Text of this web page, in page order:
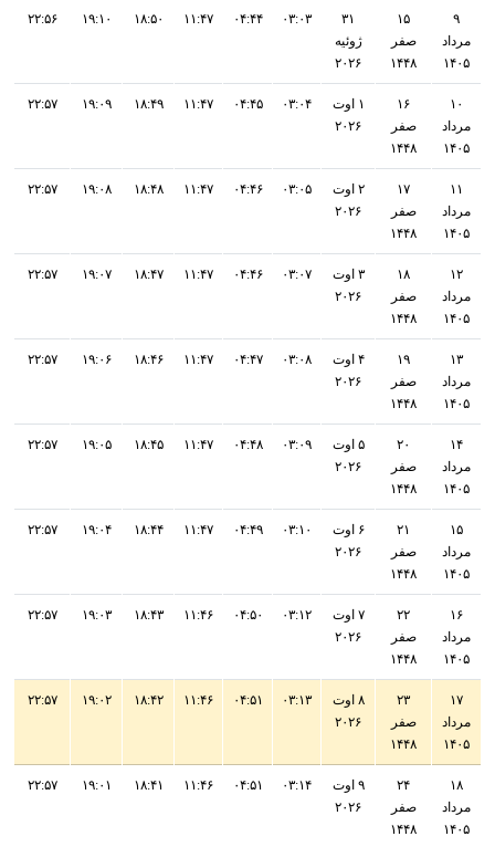
۹
مرداد
۱۴۰۵
۱۵
صفر
۱۴۴۸
۳۱
ژوئیه
۲۰۲۶
۰۳:۰۳ ۰۴:۴۴ ۱۱:۴۷ ۱۸:۵۰ ۱۹:۱۰ ۲۲:۵۶
۱۰
مرداد
۱۴۰۵
۱۶
صفر
۱۴۴۸
۱ اوت
۲۰۲۶
۰۳:۰۴ ۰۴:۴۵ ۱۱:۴۷ ۱۸:۴۹ ۱۹:۰۹ ۲۲:۵۷
۱۱
مرداد
۱۴۰۵
۱۷
صفر
۱۴۴۸
۲ اوت
۲۰۲۶
۰۳:۰۵ ۰۴:۴۶ ۱۱:۴۷ ۱۸:۴۸ ۱۹:۰۸ ۲۲:۵۷
۱۲
مرداد
۱۴۰۵
۱۸
صفر
۱۴۴۸
۳ اوت
۲۰۲۶
۰۳:۰۷ ۰۴:۴۶ ۱۱:۴۷ ۱۸:۴۷ ۱۹:۰۷ ۲۲:۵۷
۱۳
مرداد
۱۴۰۵
۱۹
صفر
۱۴۴۸
۴ اوت
۲۰۲۶
۰۳:۰۸ ۰۴:۴۷ ۱۱:۴۷ ۱۸:۴۶ ۱۹:۰۶ ۲۲:۵۷
۱۴
مرداد
۱۴۰۵
۲۰
صفر
۱۴۴۸
۵ اوت
۲۰۲۶
۰۳:۰۹ ۰۴:۴۸ ۱۱:۴۷ ۱۸:۴۵ ۱۹:۰۵ ۲۲:۵۷
۱۵
مرداد
۱۴۰۵
۲۱
صفر
۱۴۴۸
۶ اوت
۲۰۲۶
۰۳:۱۰ ۰۴:۴۹ ۱۱:۴۷ ۱۸:۴۴ ۱۹:۰۴ ۲۲:۵۷
۱۶
مرداد
۱۴۰۵
۲۲
صفر
۱۴۴۸
۷ اوت
۲۰۲۶
۰۳:۱۲ ۰۴:۵۰ ۱۱:۴۶ ۱۸:۴۳ ۱۹:۰۳ ۲۲:۵۷
۱۷
مرداد
۱۴۰۵
۲۳
صفر
۱۴۴۸
۸ اوت
۲۰۲۶
۰۳:۱۳ ۰۴:۵۱ ۱۱:۴۶ ۱۸:۴۲ ۱۹:۰۲ ۲۲:۵۷
۱۸
مرداد
۱۴۰۵
۲۴
صفر
۱۴۴۸
۹ اوت
۲۰۲۶
۰۳:۱۴ ۰۴:۵۱ ۱۱:۴۶ ۱۸:۴۱ ۱۹:۰۱ ۲۲:۵۷